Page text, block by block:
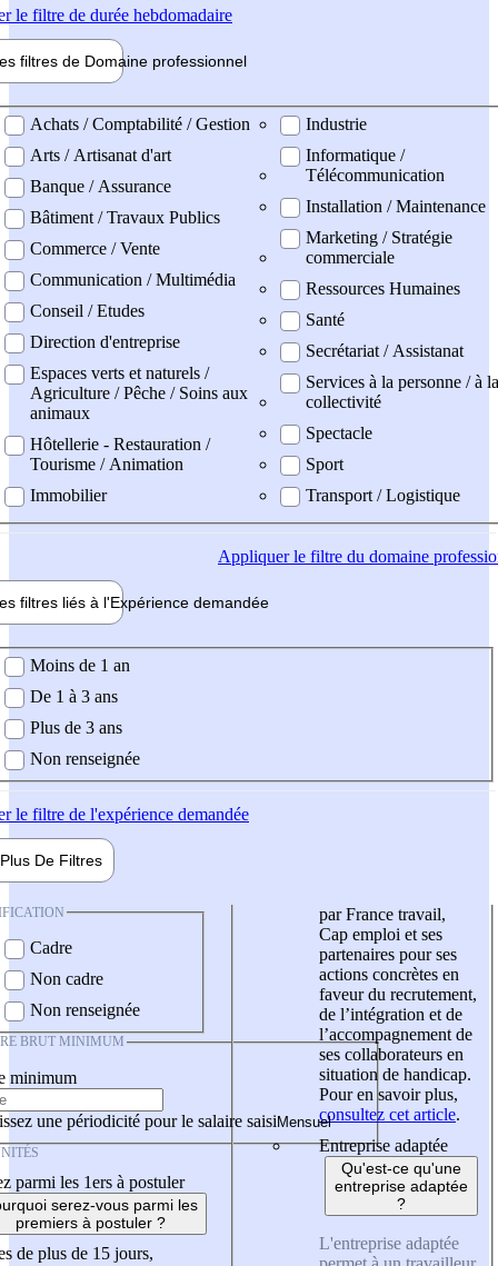
le filtre de durée hebdomadaire
filtres de Domaine professionnel
professionel
Achats / Comptabilité / Gestion
Arts / Artisanat d'art
Banque / Assurance
Bâtiment / Travaux Publics
Commerce / Vente
Communication / Multimédia
Conseil / Etudes
Direction d'entreprise
Espaces verts et naturels /
Agriculture / Pêche / Soins aux
animaux
Hôtellerie - Restauration /
Tourisme / Animation
Immobilier
Industrie
Informatique /
Télécommunication
Installation / Maintenance
Marketing / Stratégie
commerciale
Ressources Humaines
Santé
Secrétariat / Assistanat
Services à la personne / à la
collectivité
Spectacle
Sport
Transport / Logistique
Appliquerle filtre du domaine
filtres liés à l'Expérience demandée
demandée
Moins de 1 an
De 1 à 3 ans
Plus de 3 ans
Non renseignée
le filtre de l'expérience demandée
Plus De Filtres
Cadre
Non cadre
Non renseignée
BRUT MINIMUM
minimum
une périodicité pour le salaire saisi
parmi les 1ers à postuler
serez-vous parmi les
premiers à postuler ?
de plus de 15 jours,
par France travail,
Cap emploi et ses
partenaires pour ses
actions concrètes en
faveur du recrutement,
de l’intégration et de
l’accompagnement de
ses collaborateurs en
situation de handicap.
Pour en savoir plus,
consultez cet article.
Entreprise adaptée
Qu'est-ce qu'une
entreprise adaptée
?
L'entreprise adaptée